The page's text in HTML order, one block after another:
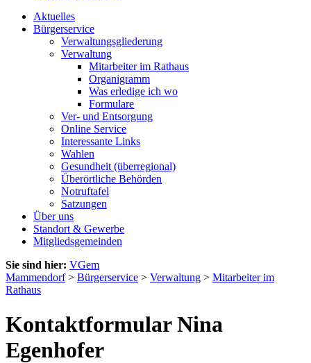
Aktuelles
Bürgerservice
Verwaltungsgliederung
Verwaltung
Mitarbeiter im Rathaus
Organigramm
Was erledige ich wo
Formulare
Ver- und Entsorgung
Online Service
Interessante Links
Wahlen
Gesundheit (überregional)
Überörtliche Behörden
Notruftafel
Satzungen
Über uns
Standort & Gewerbe
Mitgliedsgemeinden
Sie sind hier: VGem
Mammendorf> Bürgerservice > Verwaltung > Mitarbeiter im
Rathaus
Kontaktformular Nina
Egenhofer